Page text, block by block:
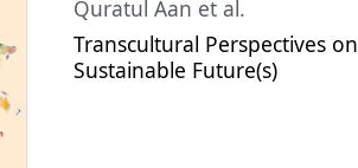
Quratul Aan et al.
Transcultural Perspectives on
Sustainable Future(s)